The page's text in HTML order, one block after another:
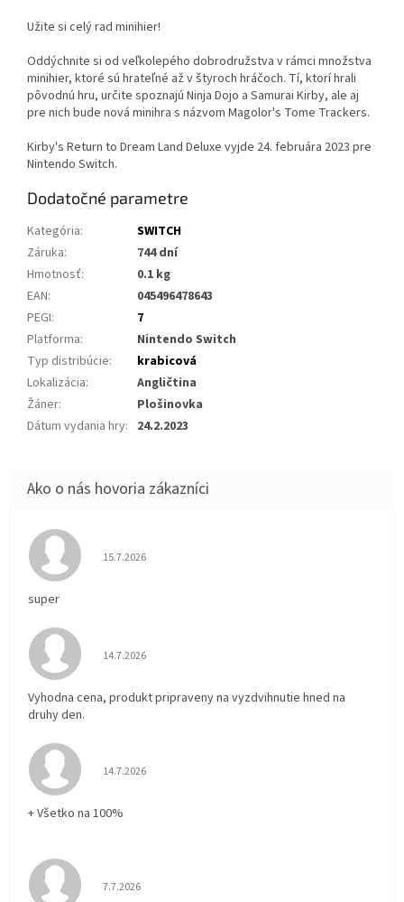
Užite si celý rad minihier!
Oddýchnite si od veľkolepého dobrodružstva v rámci množstva
minihier, ktoré sú hrateľné až v štyroch hráčoch. Tí, ktorí hrali
pôvodnú hru, určite spoznajú Ninja Dojo a Samurai Kirby, ale aj
pre nich bude nová minihra s názvom Magolor's Tome Trackers.
Kirby's Return to Dream Land Deluxe vyjde 24. februára 2023 pre
Nintendo Switch.
Dodatočné parametre
Kategória:
SWITCH
Záruka:
744 dní
Hmotnosť:
0.1 kg
EAN:
045496478643
PEGI:
7
Platforma:
Nintendo Switch
Typ distribúcie:
krabicová
Lokalizácia:
Angličtina
Žáner:
Plošinovka
Dátum vydania hry: 24.2.2023
Hodnotenie obchodu je 5 z 5 hviezdičiek.
15.7.2026
super
Hodnotenie obchodu je 5 z 5 hviezdičiek.
14.7.2026
Vyhodna cena, produkt pripraveny na vyzdvihnutie hned na
druhy den.
Hodnotenie obchodu je 5 z 5 hviezdičiek.
14.7.2026
+ Všetko na 100%
Hodnotenie obchodu je 5 z 5 hviezdičiek.
7.7.2026